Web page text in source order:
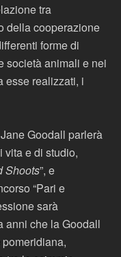
tra
della cooperazione
forme di
società animali e nei
esse realizzati, i
Goodall parlerà
vita e di studio,
Shoots”, e
“Pari e
sarà
anni che la Goodall